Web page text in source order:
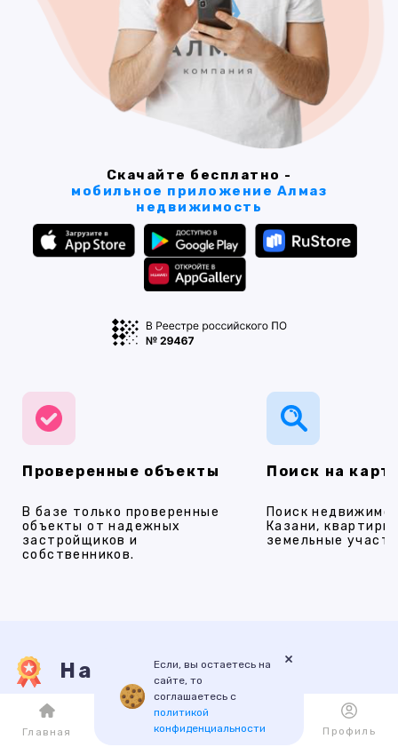
Скачайте бесплатно -
мобильное приложение Алмаз
недвижимость
Проверенные объекты
В базе только проверенные
объекты от надежных
застройщиков и
собственников.
Поиск на
Поиск
Казани,
земельные
Наши услуги
ПРОДАЖА АРЕНДА НОВОСТРОЙКИ ИПОТЕКА
Если, вы остаетесь на
сайте, то
соглашаетесь с
политикой
конфиденциальности
×
Главная Каталог Избранное Профиль